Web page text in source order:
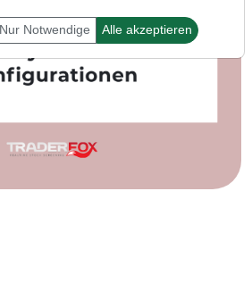
Nur Notwendige Alle akzeptieren